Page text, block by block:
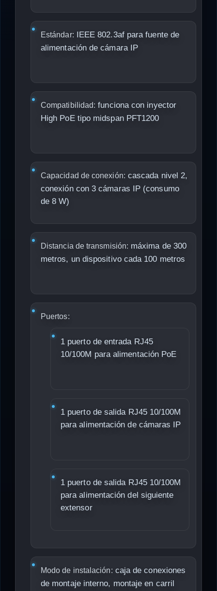
Estándar: IEEE 802.3af para fuente de
alimentación de cámara IP
Compatibilidad: funciona con inyector
High PoE tipo midspan PFT1200
Capacidad de conexión: cascada nivel 2,
conexión con 3 cámaras IP (consumo
de 8 W)
Distancia de transmisión: máxima de 300
metros, un dispositivo cada 100 metros
Puertos:
1 puerto de entrada RJ45
10/100M para alimentación PoE
1 puerto de salida RJ45 10/100M
para alimentación de cámaras IP
1 puerto de salida RJ45 10/100M
para alimentación del siguiente
extensor
Modo de instalación: caja de conexiones
de montaje interno, montaje en carril